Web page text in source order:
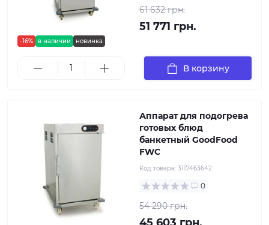
-16% в наличии новинка
61 632 грн.
51 771 грн.
В корзину
Аппарат для подогрева
готовых блюд
банкетный GoodFood
FWC
Код товара: 3117463642
0
54 290 грн.